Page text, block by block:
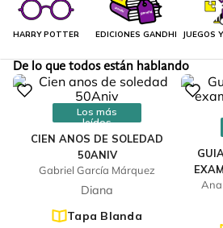
HARRY POTTER EDICIONES GANDHI JUEGOS
De lo que todos están hablando
Los más
leídos
CIEN ANOS DE SOLEDAD
50ANIV
Gabriel García Márquez
Diana
Tapa Blanda